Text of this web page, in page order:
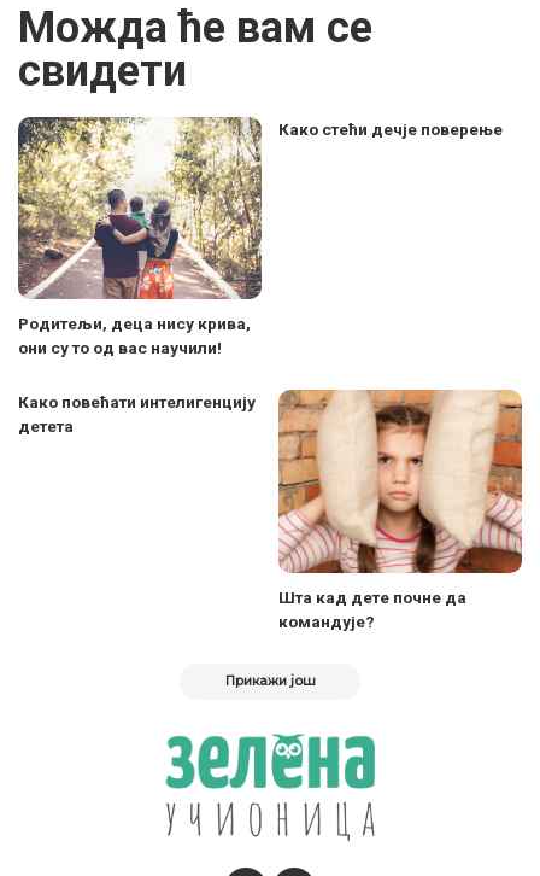
Можда ће вам се
свидети
Родитељи, деца нису крива,
они су то од вас научили!
Како стећи дечје поверење
Како повећати интелигенцију
детета
Шта кад дете почне да
командује?
Прикажи још